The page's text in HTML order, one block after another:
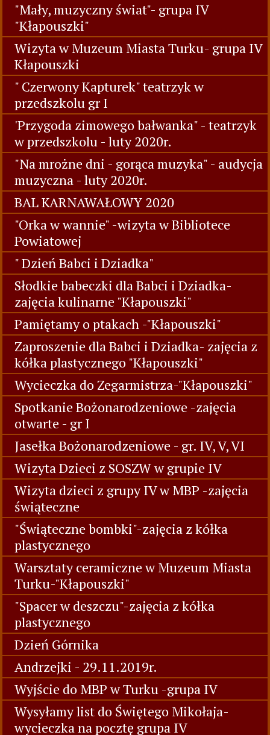
"Mały, muzyczny świat"- grupa IV
"Kłapouszki"
Wizyta w Muzeum Miasta Turku- grupa IV
Kłapouszki
" Czerwony Kapturek" teatrzyk w
przedszkolu gr I
'Przygoda zimowego bałwanka" - teatrzyk
w przedszkolu - luty 2020r.
"Na mrożne dni - gorąca muzyka" - audycja
muzyczna - luty 2020r.
BAL KARNAWAŁOWY 2020
"Orka w wannie" -wizyta w Bibliotece
Powiatowej
" Dzień Babci i Dziadka"
Słodkie babeczki dla Babci i Dziadka-
zajęcia kulinarne "Kłapouszki"
Pamiętamy o ptakach -"Kłapouszki"
Zaproszenie dla Babci i Dziadka- zajęcia z
kółka plastycznego "Kłapouszki"
Wycieczka do Zegarmistrza-"Kłapouszki"
Spotkanie Bożonarodzeniowe -zajęcia
otwarte - gr I
Jasełka Bożonarodzeniowe - gr. IV, V, VI
Wizyta Dzieci z SOSZW w grupie IV
Wizyta dzieci z grupy IV w MBP -zajęcia
świąteczne
"Świąteczne bombki"-zajęcia z kółka
plastycznego
Warsztaty ceramiczne w Muzeum Miasta
Turku-"Kłapouszki"
"Spacer w deszczu"-zajęcia z kółka
plastycznego
Dzień Górnika
Andrzejki - 29.11.2019r.
Wyjście do MBP w Turku -grupa IV
Wysyłamy list do Świętego Mikołaja-
wycieczka na pocztę grupa IV